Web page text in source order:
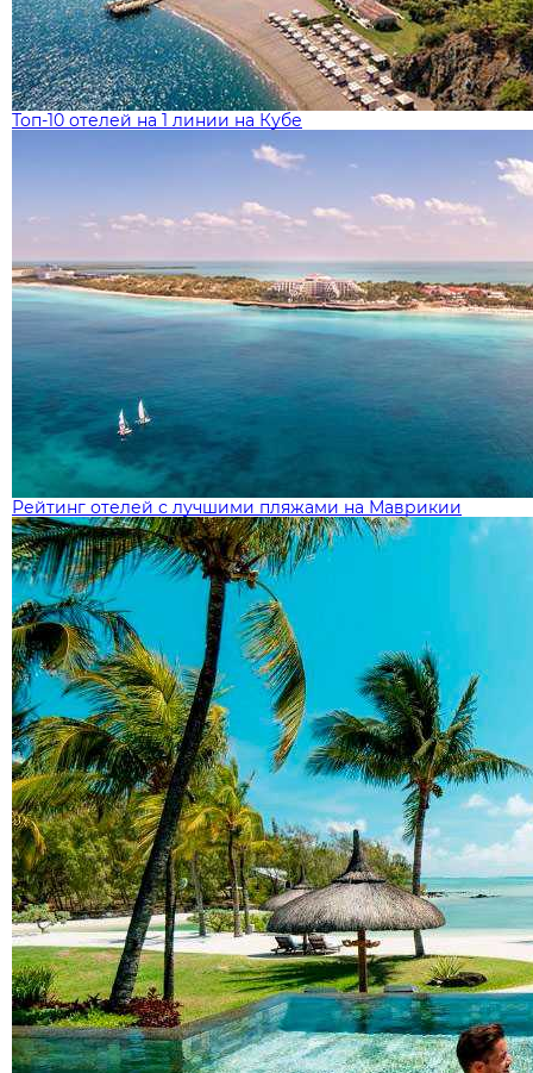
Топ-10 отелей на 1 линии на Кубе
Рейтинг отелей с лучшими пляжами на Маврикии